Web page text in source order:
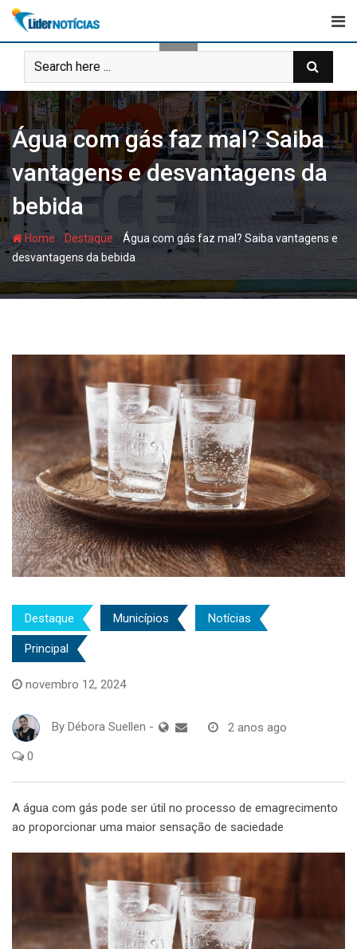
Skip
content
Água com gás faz mal? Saiba
vantagens e desvantagens da
bebida
Home - Destaque -Água com gás faz mal? Saiba vantagens e
desvantagens da bebida
Destaque Municípios Notícias
Principal
novembro 12, 2024
By Débora Suellen - 2 anos ago
0
A água com gás pode ser útil no processo de emagrecimento
ao proporcionar uma maior sensação de saciedade